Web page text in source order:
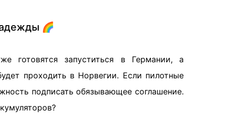
🌈
готовятся запуститься в Германии, а
проходить в Норвегии. Если пилотные
подписать обязывающее соглашение.